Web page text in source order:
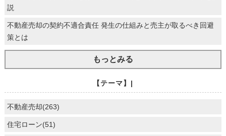
説
不動産売却の契約不適合責任 発生の仕組みと売主が取るべき回避
策とは
もっとみる
【テーマ】|
不動産売却(263)
住宅ローン(51)